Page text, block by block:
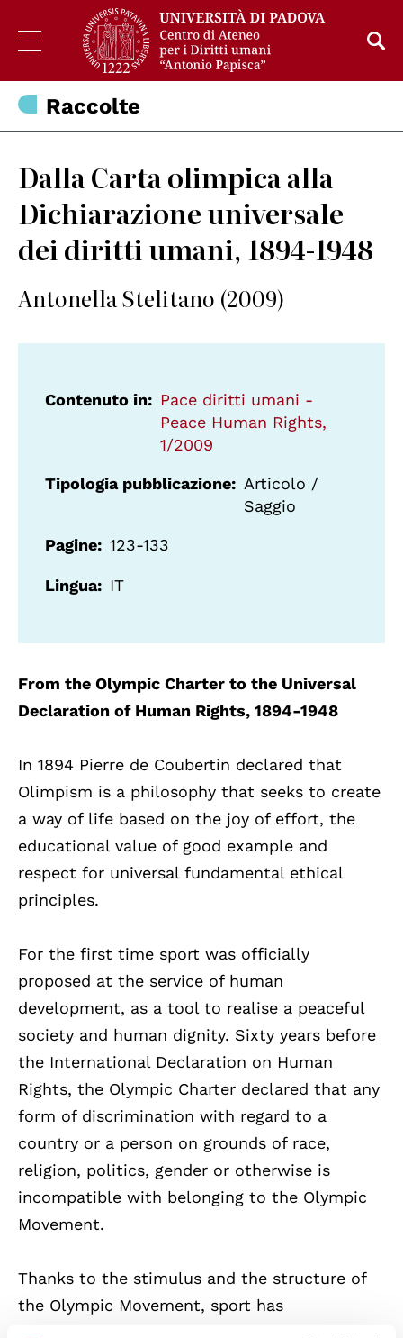
Raccolte
Dalla Carta olimpica alla
Dichiarazione universale
dei diritti umani, 1894-1948
Antonella Stelitano (2009)
Contenuto in
Pace diritti umani -
Peace Human Rights,
1/2009
Tipologia pubblicazione
Articolo /
Saggio
Pagine 123-133
Lingua IT
From the Olympic Charter to the Universal
Declaration of Human Rights, 1894-1948
In 1894 Pierre de Coubertin declared that
Olimpism is a philosophy that seeks to create
a way of life based on the joy of effort, the
educational value of good example and
respect for universal fundamental ethical
principles.
For the first time sport was officially
proposed at the service of human
development, as a tool to realise a peaceful
society and human dignity. Sixty years before
the International Declaration on Human
Rights, the Olympic Charter declared that any
form of discrimination with regard to a
country or a person on grounds of race,
religion, politics, gender or otherwise is
incompatible with belonging to the Olympic
Movement.
Thanks to the stimulus and the structure of
the Olympic Movement, sport has